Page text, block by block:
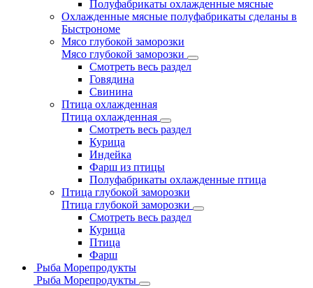
Полуфабрикаты охлажденные мясные
Охлажденные мясные полуфабрикаты сделаны в
Быстрономе
Мясо глубокой заморозки
Мясо глубокой заморозки
Смотреть весь раздел
Говядина
Свинина
Птица охлажденная
Птица охлажденная
Смотреть весь раздел
Курица
Индейка
Фарш из птицы
Полуфабрикаты охлажденные птица
Птица глубокой заморозки
Птица глубокой заморозки
Смотреть весь раздел
Курица
Птица
Фарш
Рыба Морепродукты
Рыба Морепродукты